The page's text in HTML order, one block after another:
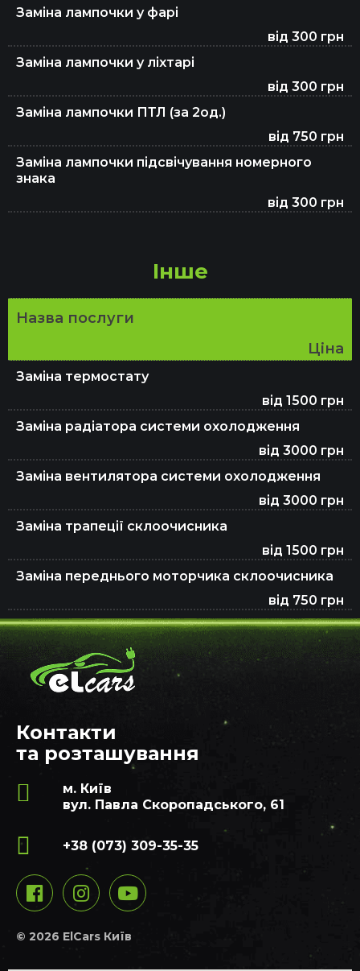
Заміна лампочки у фарі
від 300 грн
Заміна лампочки у ліхтарі
від 300 грн
Заміна лампочки ПТЛ (за 2од.)
від 750 грн
Заміна лампочки підсвічування номерного
знака
від 300 грн
Інше
Назва послуги
Ціна
Заміна термостату
від 1500 грн
Заміна радіатора системи охолодження
від 3000 грн
Заміна вентилятора системи охолодження
від 3000 грн
Заміна трапеції склоочисника
від 1500 грн
Заміна переднього моторчика склоочисника
від 750 грн
Контакти
та розташування
м. Київ
вул. Павла Скоропадського, 61
+38 (073) 309-35-35
© 2026 ElCars Київ